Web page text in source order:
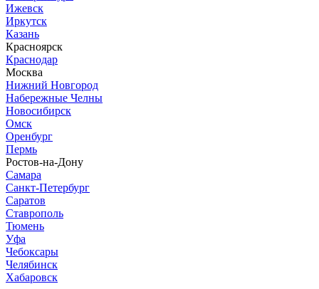
Ижевск
Иркутск
Казань
Красноярск
Краснодар
Москва
Нижний Новгород
Набережные Челны
Новосибирск
Омск
Оренбург
Пермь
Ростов-на-Дону
Самара
Санкт-Петербург
Саратов
Ставрополь
Тюмень
Уфа
Чебоксары
Челябинск
Хабаровск